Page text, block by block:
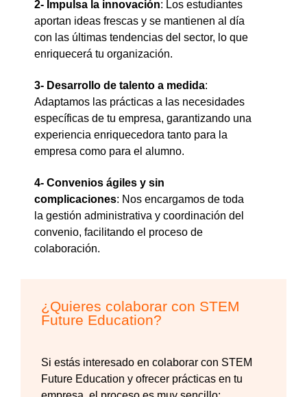
2- Impulsa la innovación: Los estudiantes
aportan ideas frescas y se mantienen al día
con las últimas tendencias del sector, lo que
enriquecerá tu organización.
3- Desarrollo de talento a medida:
Adaptamos las prácticas a las necesidades
específicas de tu empresa, garantizando una
experiencia enriquecedora tanto para la
empresa como para el alumno.
4- Convenios ágiles y sin
complicaciones: Nos encargamos de toda
la gestión administrativa y coordinación del
convenio, facilitando el proceso de
colaboración.
¿Quieres colaborar con STEM
Future Education?
Si estás interesado en colaborar con STEM
Future Education y ofrecer prácticas en tu